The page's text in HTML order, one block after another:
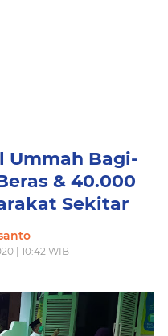
Ummah Bagi-
& 40.000
Sekitar
| 10:42 WIB